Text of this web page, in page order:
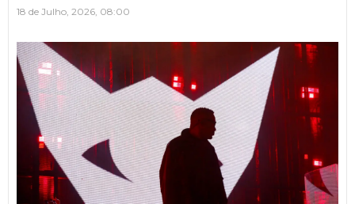
18 de Julho, 2026, 08:00